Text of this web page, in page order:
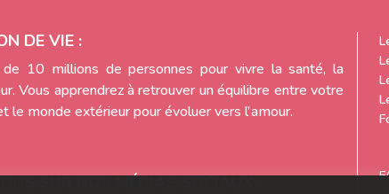
DE VIE :
10 millions de personnes pour vivre la santé, la
Vous apprendrez à retrouver un équilibre entre votre
le monde extérieur pour évoluer vers l'amour.
SUR NOS MÉDIAS SOCIAUX :